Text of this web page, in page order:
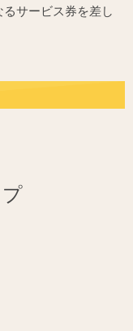
サービス券を差し